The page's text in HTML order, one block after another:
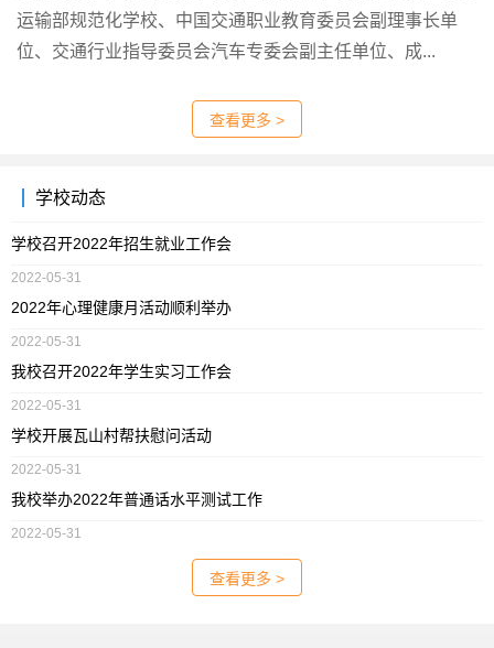
运输部规范化学校、中国交通职业教育委员会副理事长单
位、交通行业指导委员会汽车专委会副主任单位、成...
查看更多 >
学校动态
学校召开2022年招生就业工作会
2022-05-31
2022年心理健康月活动顺利举办
2022-05-31
我校召开2022年学生实习工作会
2022-05-31
学校开展瓦山村帮扶慰问活动
2022-05-31
我校举办2022年普通话水平测试工作
2022-05-31
查看更多 >